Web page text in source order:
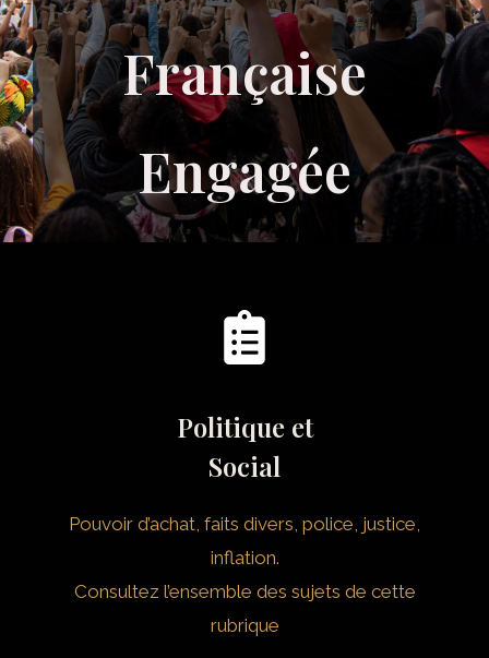
Française
Engagée
Politique et
Social
Pouvoir d’achat, faits divers, police, justice,
inflation.
Consultez l’ensemble des sujets de cette
rubrique